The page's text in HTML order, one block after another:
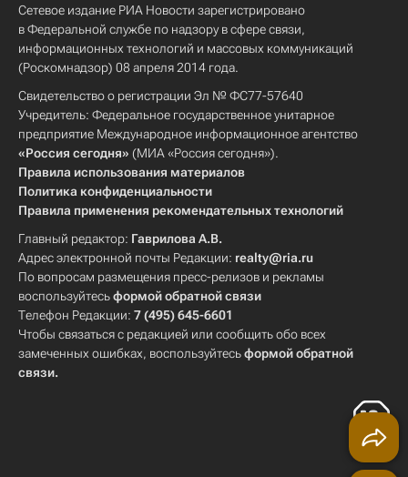
Сетевое издание РИА Новости зарегистрировано
в Федеральной службе по надзору в сфере связи,
информационных технологий и массовых коммуникаций
(Роскомнадзор) 08 апреля 2014 года.
Свидетельство о регистрации Эл № ФС77-57640
Учредитель: Федеральное государственное унитарное
предприятие Международное информационное агентство
«Россия сегодня» (МИА «Россия сегодня»).
Правила использования материалов
Политика конфиденциальности
Правила применения рекомендательных технологий
Главный редактор: Гаврилова А.В.
Адрес электронной почты Редакции: realty@ria.ru
По вопросам размещения пресс-релизов и рекламы
воспользуйтесьформой обратной связи
Телефон Редакции: 7 (495) 645-6601
Чтобы связаться с редакцией или сообщить обо всех
замеченных ошибках, воспользуйтесьформой обратной
связи.